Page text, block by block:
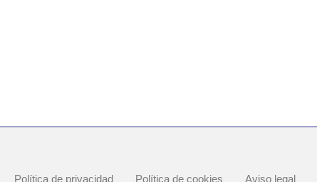
Política de privacidad Política de cookies Aviso legal